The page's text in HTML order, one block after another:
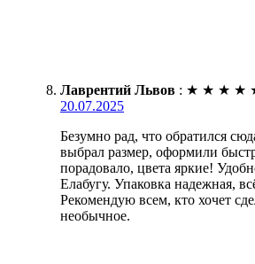
Лаврентий Львов : ★ ★ ★ ★
20.07.2025
Безумно рад, что обратился
выбрал размер, оформили
порадовало, цвета яркие!
Елабугу. Упаковка надежная,
Рекомендую всем, кто хочет
необычное.